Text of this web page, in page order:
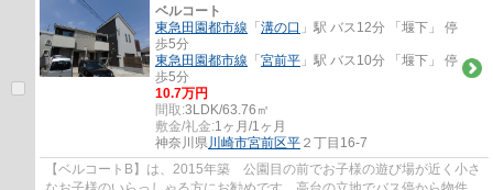
ベルコート
東急田園都市線 「 溝の口 」駅 バス12分 「堰下」 停
歩5分
東急田園都市線 「 宮前平 」駅 バス10分 「堰下」 停
歩5分
10.7万円
間取:3LDK/63.76㎡
敷金/礼金:1ヶ月/1ヶ月
神奈川県川崎市宮前区平 ２丁目16-7
【ベルコートB】は、2015年築 公園目の前でお子様の遊び場が近く小さ